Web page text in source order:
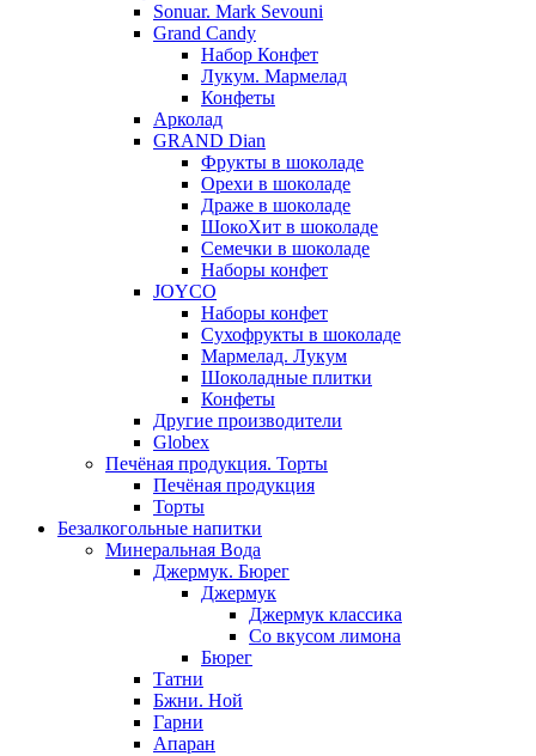
Sonuar. Mark Sevouni
Grand Candy
Набор Конфет
Лукум. Мармелад
Конфеты
Арколад
GRAND Dian
Фрукты в шоколаде
Орехи в шоколаде
Драже в шоколаде
ШокоХит в шоколаде
Семечки в шоколаде
Наборы конфет
JOYCO
Наборы конфет
Сухофрукты в шоколаде
Мармелад. Лукум
Шоколадные плитки
Конфеты
Другие производители
Globex
Печёная продукция. Торты
Печёная продукция
Торты
Безалкогольные напитки
Минеральная Вода
Джермук. Бюрег
Джермук
Джермук классика
Со вкусом лимона
Бюрег
Татни
Бжни. Ной
Гарни
Апаран